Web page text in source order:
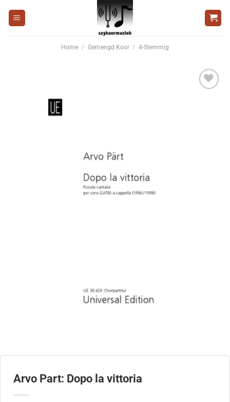
naar
Home / Gemengd Koor / 4-Stemmig
Arvo Part: Dopo la vittoria